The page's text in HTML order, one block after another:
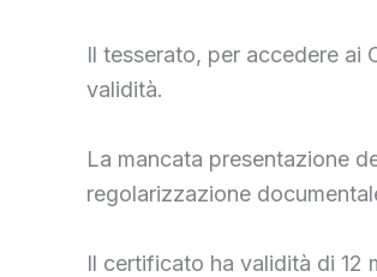
Il tesserato, per accedere ai
validità.
La mancata presentazione
regolarizzazione
Il certificato ha validità di 12